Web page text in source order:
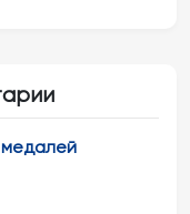
медалей